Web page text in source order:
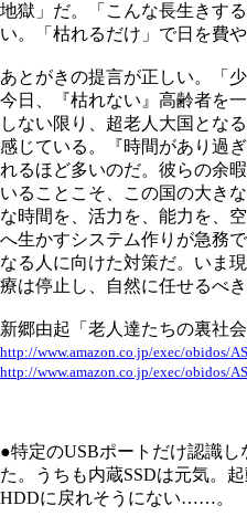
地獄」だ。「こんな長生きす
い。「枯れるだけ」で日を費
あとがきの提言が正しい。「
今日、『枯れない』高齢者を
しない限り、超老人大国とな
感じている。『時間があり過
れるほど多いのだ。彼らの余
いることこそ、この国の大き
な時間を、活力を、能力を、
へ生かすシステム作りが急務
なる人に向けた対策だ。いま
療は停止し、自然に任せるべ
新郷由起「老人達たちの裏社会
http://www.amazon.co.jp/exec/obidos/
http://www.amazon.co.jp/exec/obidos/
●特定のUSBポートだけ認識
た。うちも内蔵SSDは元気。
HDDに戻れそうにない……。